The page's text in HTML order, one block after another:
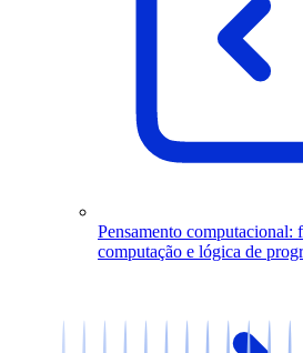
Pensamento computacional:
computação e lógica de